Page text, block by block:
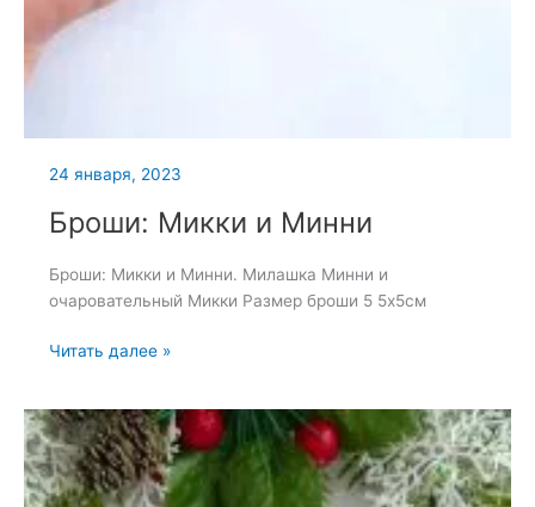
24 января, 2023
Броши: Микки и Минни
Броши: Микки и Минни. Милашка Минни и
очаровательный Микки Размер броши 5 5х5см
Броши:
Минни
Читать далее »